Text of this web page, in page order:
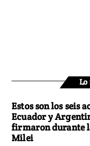
Estos son los seis
Ecuador y
firmaron durante
Milei